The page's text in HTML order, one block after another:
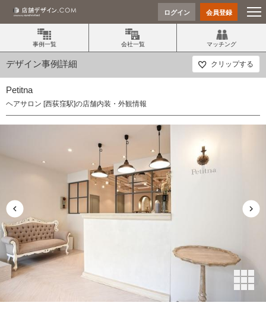
ログイン 会員登録
事例一覧 会社一覧 マッチング
デザイン事例詳細 クリップする
Petitna
ヘアサロン [西荻窪駅]の店舗内装・外観情報